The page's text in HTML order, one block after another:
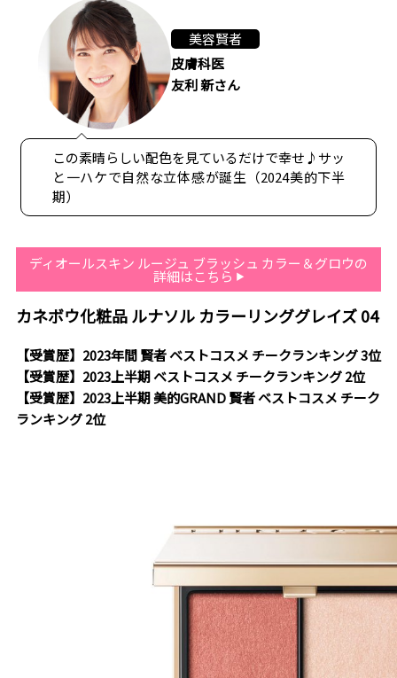
美容賢者
皮膚科医
友利 新さん
この素晴らしい配色を見ているだけで幸せ♪サッ
と一ハケで自然な立体感が誕生（2024美的下半
期）
ディオールスキン ルージュ ブラッシュ カラー＆グロウの
詳細はこちら
カネボウ化粧品 ルナソル カラーリンググレイズ 04
【受賞歴】2023年間 賢者 ベストコスメ チークランキング 3位
【受賞歴】2023上半期 ベストコスメ チークランキング 2位
【受賞歴】2023上半期 美的GRAND 賢者 ベストコスメ チーク
ランキング 2位